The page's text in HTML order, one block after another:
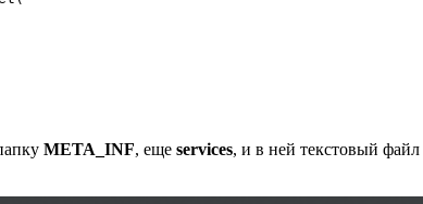
META_INF, еще services, и в ней текстовый файл